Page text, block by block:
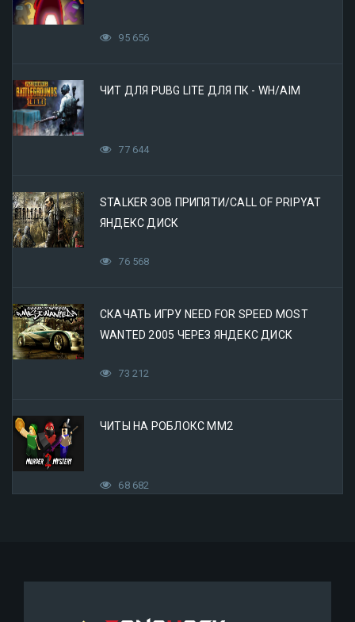
95 656
ЧИТ ДЛЯ PUBG LITE ДЛЯ ПК - WH/AIM
77 644
STALKER ЗОВ ПРИПЯТИ/CALL OF PRIPYAT
ЯНДЕКС ДИСК
76 568
СКАЧАТЬ ИГРУ NEED FOR SPEED MOST
WANTED 2005 ЧЕРЕЗ ЯНДЕКС ДИСК
73 212
ЧИТЫ НА РОБЛОКС ММ2
68 682